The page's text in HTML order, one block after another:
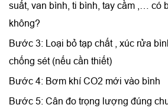
suất, van bình, ti bình, tay cầm ,… có
không?
Bước 3: Loại bỏ tạp chất , xúc rửa
chống sét (nếu cần thiết)
Bước 4: Bơm khí CO2 mới vào bình
Bước 5: Cân đo trọng lượng đúng